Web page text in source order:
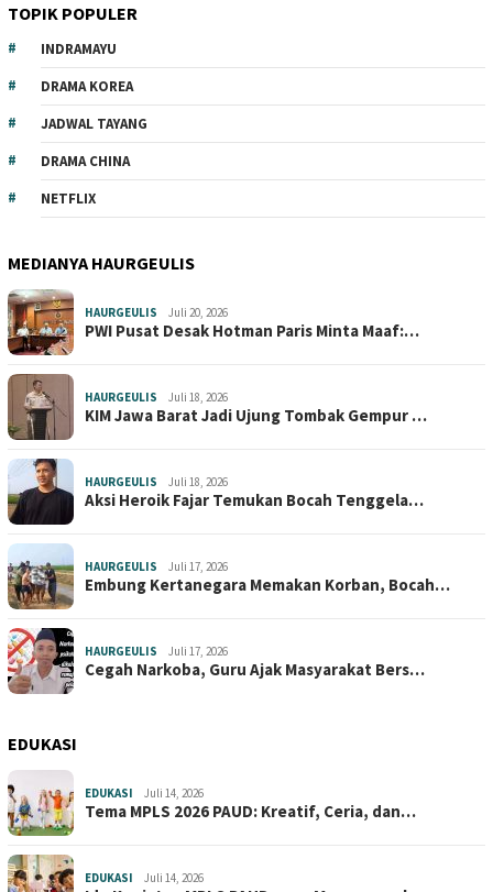
TOPIK POPULER
INDRAMAYU
DRAMA KOREA
JADWAL TAYANG
DRAMA CHINA
NETFLIX
MEDIANYA HAURGEULIS
HAURGEULIS Juli 20, 2026
PWI Pusat Desak Hotman Paris Minta Maaf:…
HAURGEULIS Juli 18, 2026
KIM Jawa Barat Jadi Ujung Tombak Gempur …
HAURGEULIS Juli 18, 2026
Aksi Heroik Fajar Temukan Bocah Tenggela…
HAURGEULIS Juli 17, 2026
Embung Kertanegara Memakan Korban, Bocah…
HAURGEULIS Juli 17, 2026
Cegah Narkoba, Guru Ajak Masyarakat Bers…
EDUKASI
EDUKASI Juli 14, 2026
Tema MPLS 2026 PAUD: Kreatif, Ceria, dan…
EDUKASI Juli 14, 2026